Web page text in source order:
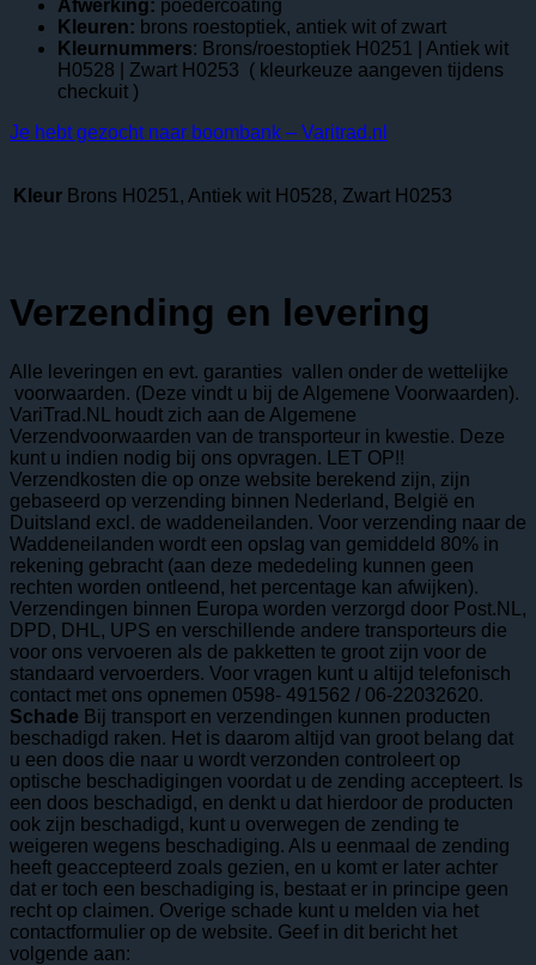
Afwerking: poedercoating
Kleuren: brons roestoptiek, antiek wit of zwart
Kleurnummers: Brons/roestoptiek H0251 | Antiek wit
H0528 | Zwart H0253 ( kleurkeuze aangeven tijdens
checkuit )
Je hebt gezocht naar boombank – Varitrad.nl
Kleur Brons H0251, Antiek wit H0528, Zwart H0253
Verzending en levering
Alle leveringen en evt. garanties vallen onder de wettelijke
voorwaarden. (Deze vindt u bij de Algemene Voorwaarden).
VariTrad.NL houdt zich aan de Algemene
Verzendvoorwaarden van de transporteur in kwestie. Deze
kunt u indien nodig bij ons opvragen. LET OP!!
Verzendkosten die op onze website berekend zijn, zijn
gebaseerd op verzending binnen Nederland, België en
Duitsland excl. de waddeneilanden. Voor verzending naar de
Waddeneilanden wordt een opslag van gemiddeld 80% in
rekening gebracht (aan deze mededeling kunnen geen
rechten worden ontleend, het percentage kan afwijken).
Verzendingen binnen Europa worden verzorgd door Post.NL,
DPD, DHL, UPS en verschillende andere transporteurs die
voor ons vervoeren als de pakketten te groot zijn voor de
standaard vervoerders. Voor vragen kunt u altijd telefonisch
contact met ons opnemen 0598- 491562 / 06-22032620.
Schade Bij transport en verzendingen kunnen producten
beschadigd raken. Het is daarom altijd van groot belang dat
u een doos die naar u wordt verzonden controleert op
optische beschadigingen voordat u de zending accepteert. Is
een doos beschadigd, en denkt u dat hierdoor de producten
ook zijn beschadigd, kunt u overwegen de zending te
weigeren wegens beschadiging. Als u eenmaal de zending
heeft geaccepteerd zoals gezien, en u komt er later achter
dat er toch een beschadiging is, bestaat er in principe geen
recht op claimen. Overige schade kunt u melden via het
contactformulier op de website. Geef in dit bericht het
volgende aan: